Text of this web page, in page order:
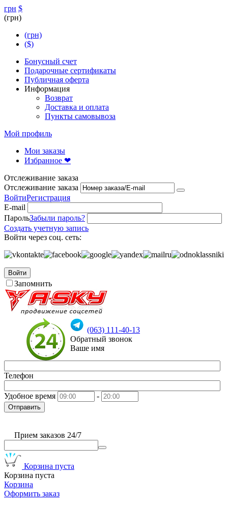
грн $
(грн)
(грн)
($)
Бонусный счет
Подарочные сертификаты
Публичная оферта
Информация
Возврат
Доставка и оплата
Пункты самовывоза
Мой профиль
Мои заказы
Избранное ❤
Отслеживание заказа
Отслеживание заказа
ВойтиРегистрация
E-mail
ПарольЗабыли пароль?
Создать учетную запись
Войти через соц. сеть:
Войти
Запомнить
(063) 111-40-13
Обратный звонок
Ваше имя
Телефон
Удобное время -
Отправить
Прием заказов 24/7
Корзина пуста
Корзина пуста
Корзина
Оформить заказ